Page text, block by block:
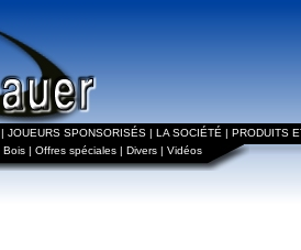
| JOUEURS SPONSORISÉS | LA SOCIÉTÉ | PRODUITS
Bois | Offres spéciales | Divers | Vidéos